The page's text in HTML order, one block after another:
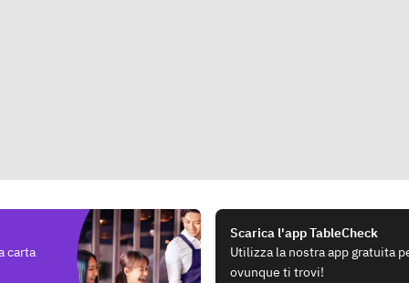
carta
Scarica l'app TableCheck
Utilizza la nostra app gratuita
ovunque ti trovi!